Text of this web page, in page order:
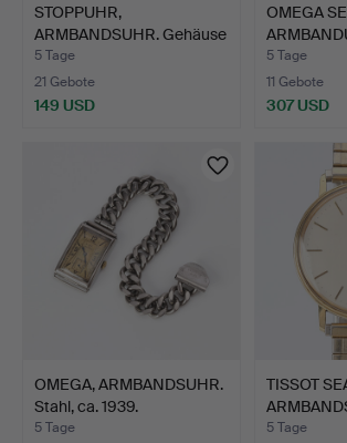
STOPPUHR,
ARMBANDSUHR. Gehäuse
in Gold auf…
5 Tage
21 Gebote
149 USD
OMEGA
Han…
5 Tage
11 Gebote
307 USD
OMEGA, ARMBANDSUHR.
Stahl, ca. 1939.
5 Tage
TISSOT
aus 1…
5 Tage